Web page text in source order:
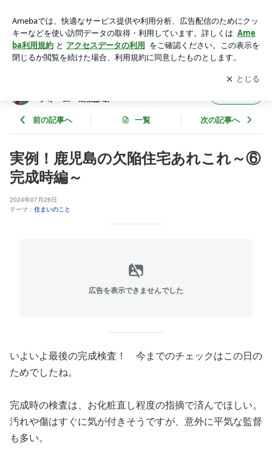
ームインスペクション 新築 リフォーム 耐震診断
アプリをダウンロードして ブログの更新通知
を受け取りまし
ょう。
開く
フォーム 耐震診断
前の記事へ 一覧 次の記事へ
実例！鹿児島の欠陥住宅あれこれ～⑥
完成時編～
2024年07月26日
テーマ： 住まいのこと
広告を表示できませんでした
いよいよ最後の完成検査！ 今までのチェックはこの日の
ためでしたね。
完成時の検査は、お化粧直し程度の指摘で済んでほしい。
汚れや傷はすぐに気が付きそうですが、意外に平気な監督
も多い。